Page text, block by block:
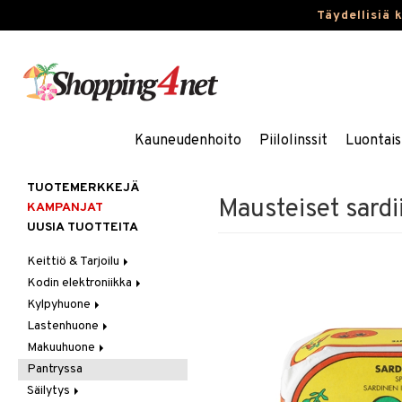
Täydellisiä
Kauneudenhoito Piilolinssit
Mausteiset
TUOTEMERKKEJÄ
KAMPANJAT
UUSIA TUOTTEITA
Keittiö & Tarjoilu
Aterimet
Kannut & Karahvit
Keittiösäilytys
Keittiötekstiilit
Keittiövälineet
Kodinkoneet
Kodin elektroniikka
Ääni
Kylpyhuone
Kylpyhuoneen sisustus
Kylpyhuoneen tarvikkeita
Kylpyhuoneen tekstiilit
Lastenhuone
Kylpyhuoneen koristelu
Lasten huonekalut
Lasten lamput
Makuuhuone
Huovat & Saalit
Koristetyynyt
Pantryssa
Säilytys